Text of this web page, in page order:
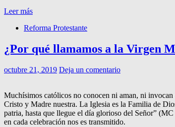
Leer más
Reforma Protestante
¿Por qué llamamos a la Virgen
octubre 21, 2019 Deja un comentario
Muchísimos católicos no conocen ni aman, ni
Cristo y Madre nuestra. La Iglesia es la Familia de
patria, hasta que llegue el día glorioso del Señor”
en cada celebración nos es transmitido.